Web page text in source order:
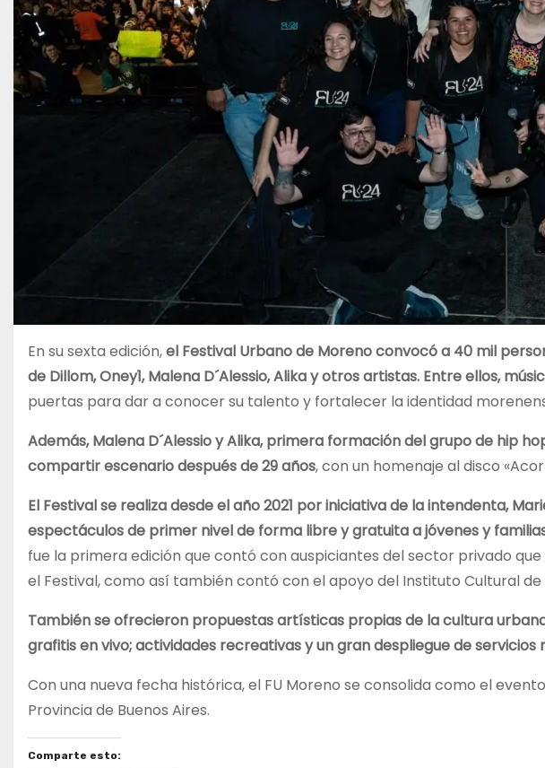
En su sexta edición,el Festival Urbano de Moreno convocó a 40 mil
de Dillom, Oney1, Malena D´Alessio, Alika y otros artistas. Entre ellos,
puertas para dar a conocer su talento y fortalecer la identidad
Además, Malena D´Alessio y Alika, primera formación del grupo de hip
compartir escenario después de 29 años, con un homenaje al disco
El Festival se realiza desde el año 2021 por iniciativa de la intendenta,
espectáculos de primer nivel de forma libre y gratuita a jóvenes y
fue la primera edición que contó con auspiciantes del sector privado
el Festival, como así también contó con el apoyo del Instituto Cultural de
También se ofrecieron propuestas artísticas propias de la cultura
grafitis en vivo; actividades recreativas y un gran despliegue de
Con una nueva fecha histórica, el FU Moreno se consolida como el
Provincia de Buenos Aires.
Comparte esto: